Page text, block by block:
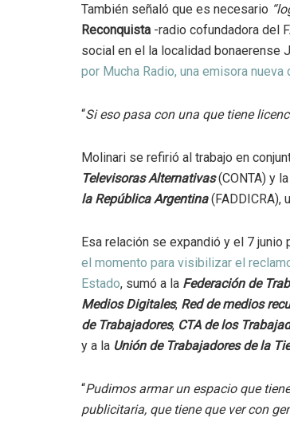
También señaló que es necesario
Reconquista -radio cofundadora del
social en el la localidad bonaerense
por Mucha Radio, una emisora nueva
“Si eso pasa con una que tiene
Molinari se refirió al trabajo en
Televisoras Alternativas(CONTA) y la
la República Argentina(FADDICRA),
Esa relación se expandió y el 7
el momento para visibilizar el
Estado, sumó a la Federación de
Medios Digitales, Red de medios
de Trabajadores, CTA de los
y a la Unión de Trabajadores de la
“Pudimos armar un espacio que
publicitaria, que tiene que ver con